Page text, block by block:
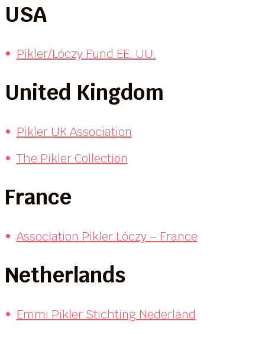
USA
Pikler/Lóczy Fund EE. UU.
United Kingdom
Pikler UK Association
The Pikler Collection
France
Association Pikler Lóczy – France
Netherlands
Emmi Pikler Stichting Nederland